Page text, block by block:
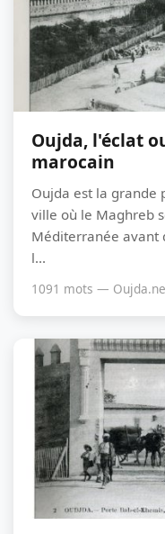
Oujda, l'éclat
marocain
Oujda est la grande
ville où le Maghreb
Méditerranée avant
l...
1091 mots —